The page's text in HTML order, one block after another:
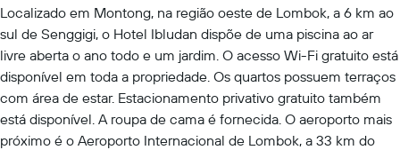
Localizado em Montong, na região oeste de Lombok, a 6 km ao
sul de Senggigi, o Hotel Ibludan dispõe de uma piscina ao ar
livre aberta o ano todo e um jardim. O acesso Wi-Fi gratuito está
disponível em toda a propriedade. Os quartos possuem terraços
com área de estar. Estacionamento privativo gratuito também
está disponível. A roupa de cama é fornecida. O aeroporto mais
próximo é o Aeroporto Internacional de Lombok, a 33 km do